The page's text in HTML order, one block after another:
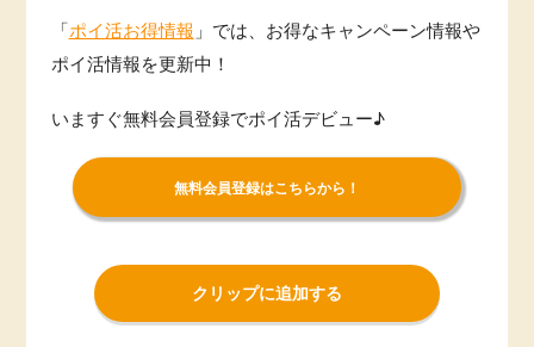
「ポイ活お得情報 」では、お得なキャンペーン情報や
ポイ活情報を更新中！
いますぐ無料会員登録でポイ活デビュー♪
無料会員登録はこちらから！
クリップに追加する